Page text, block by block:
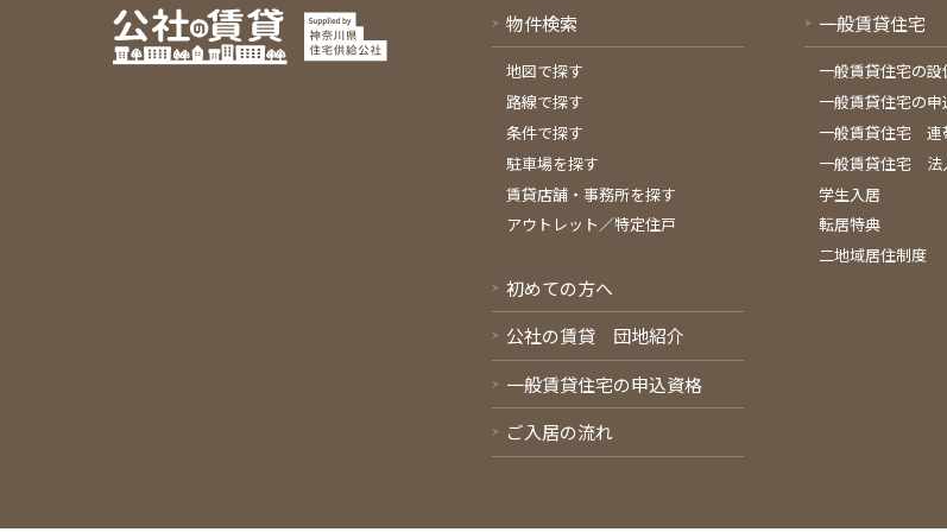
物件検索
地図で探す
路線で探す
条件で探す
駐車場を探す
賃貸店舗・事務所を探す
アウトレット／特定住戸
初めての方へ
公社の賃貸 団地紹介
一般賃貸住宅の申込資格
ご入居の流れ
一般賃貸住宅
一般賃貸住宅の
一般賃貸住宅の申
一般賃貸住宅 連
一般賃貸住宅 法
学生入居
転居特典
二地域居住制度